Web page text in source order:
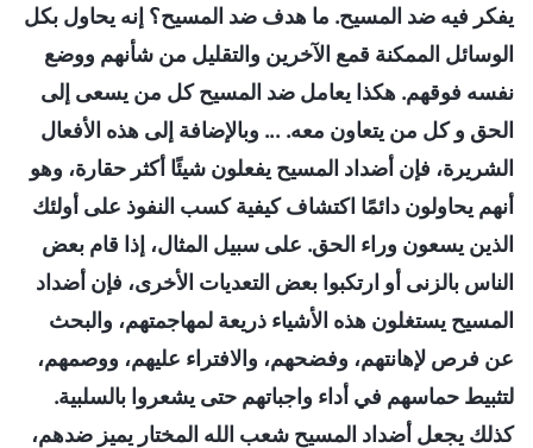
يفكر فيه ضد المسيح. ما هدف ضد المسيح؟ إنه يحاول بكل
الوسائل الممكنة قمع الآخرين والتقليل من شأنهم ووضع
نفسه فوقهم. هكذا يعامل ضد المسيح كل من يسعى إلى
الحق و كل من يتعاون معه. ... وبالإضافة إلى هذه الأفعال
الشريرة، فإن أضداد المسيح يفعلون شيئًا أكثر حقارة، وهو
أنهم يحاولون دائمًا اكتشاف كيفية كسب النفوذ على أولئك
الذين يسعون وراء الحق. على سبيل المثال، إذا قام بعض
الناس بالزنى أو ارتكبوا بعض التعديات الأخرى، فإن أضداد
المسيح يستغلون هذه الأشياء ذريعة لمهاجمتهم، والبحث
عن فرص لإهانتهم، وفضحهم، والافتراء عليهم، ووصمهم،
لتثبيط حماسهم في أداء واجباتهم حتى يشعروا بالسلبية.
كذلك يجعل أضداد المسيح شعب الله المختار يميز ضدهم،